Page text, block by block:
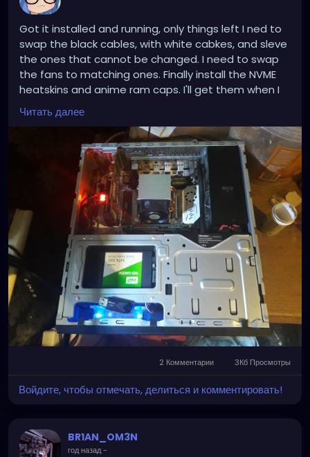
Got it installed and running, only things left I ned to
swap the black cables, with white cabkes, and sleve
the ones that cannot be changed. I need to swap
the fans to matching ones. Finally install the NVME
heatskins and anime ram caps. I'll get them when I
pop over to Japan in a few weeks. Now need to fill
the space with 7 x 10 TB Drives.
Читать далее
2 Комментарии 3Кб Просмотры
Войдите, чтобы отмечать, делиться и комментировать!
BR1AN_OM3N
год назад-